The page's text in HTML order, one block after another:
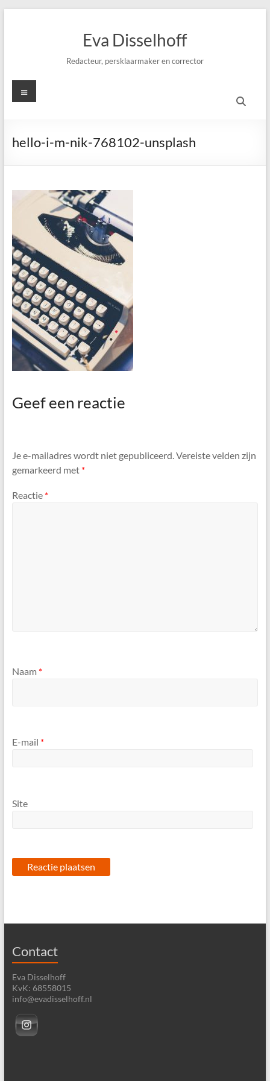
Eva Disselhoff
Redacteur, persklaarmaker en corrector
Menu
hello-i-m-nik-768102-unsplash
Geef een reactie
Je e-mailadres wordt niet gepubliceerd.Vereiste velden zijn
gemarkeerd met *
Reactie *
Naam *
E-mail *
Site
Contact
Eva Disselhoff
KvK: 68558015
info@evadisselhoff.nl